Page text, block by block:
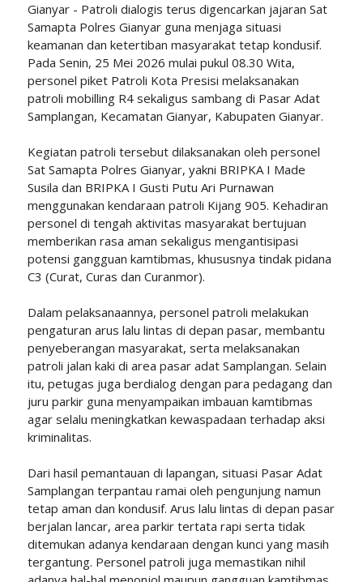
Gianyar - Patroli dialogis terus digencarkan jajaran Sat
Samapta Polres Gianyar guna menjaga situasi
keamanan dan ketertiban masyarakat tetap kondusif.
Pada Senin, 25 Mei 2026 mulai pukul 08.30 Wita,
personel piket Patroli Kota Presisi melaksanakan
patroli mobilling R4 sekaligus sambang di Pasar Adat
Samplangan, Kecamatan Gianyar, Kabupaten Gianyar.
Kegiatan patroli tersebut dilaksanakan oleh personel
Sat Samapta Polres Gianyar, yakni BRIPKA I Made
Susila dan BRIPKA I Gusti Putu Ari Purnawan
menggunakan kendaraan patroli Kijang 905. Kehadiran
personel di tengah aktivitas masyarakat bertujuan
memberikan rasa aman sekaligus mengantisipasi
potensi gangguan kamtibmas, khususnya tindak pidana
C3 (Curat, Curas dan Curanmor).
Dalam pelaksanaannya, personel patroli melakukan
pengaturan arus lalu lintas di depan pasar, membantu
penyeberangan masyarakat, serta melaksanakan
patroli jalan kaki di area pasar adat Samplangan. Selain
itu, petugas juga berdialog dengan para pedagang dan
juru parkir guna menyampaikan imbauan kamtibmas
agar selalu meningkatkan kewaspadaan terhadap aksi
kriminalitas.
Dari hasil pemantauan di lapangan, situasi Pasar Adat
Samplangan terpantau ramai oleh pengunjung namun
tetap aman dan kondusif. Arus lalu lintas di depan pasar
berjalan lancar, area parkir tertata rapi serta tidak
ditemukan adanya kendaraan dengan kunci yang masih
tergantung. Personel patroli juga memastikan nihil